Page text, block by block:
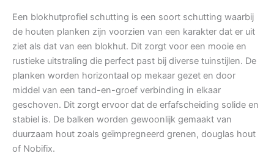
Een blokhutprofiel schutting is een soort schutting waarbij
de houten planken zijn voorzien van een karakter dat er uit
ziet als dat van een blokhut. Dit zorgt voor een mooie en
rustieke uitstraling die perfect past bij diverse tuinstijlen. De
planken worden horizontaal op mekaar gezet en door
middel van een tand-en-groef verbinding in elkaar
geschoven. Dit zorgt ervoor dat de erfafscheiding solide en
stabiel is. De balken worden gewoonlijk gemaakt van
duurzaam hout zoals geïmpregneerd grenen, douglas hout
of Nobifix.